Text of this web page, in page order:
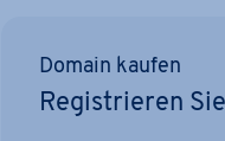
Domain kaufen
Re­gis­trie­ren